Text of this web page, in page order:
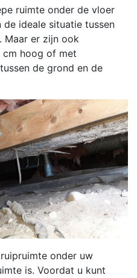
ruimte onder de vloer
ideale situatie tussen
Maar er zijn ook
cm hoog of met
de grond en de
onder uw
is. Voordat u kunt